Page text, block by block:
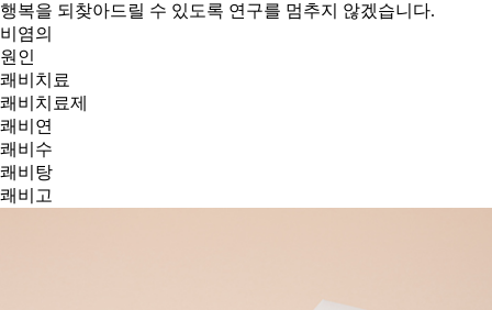
행복을 되찾아드릴 수 있도록 연구를 멈추지 않겠습니다.
비염의
원인
쾌비치료
쾌비치료제
쾌비연
쾌비수
쾌비탕
쾌비고